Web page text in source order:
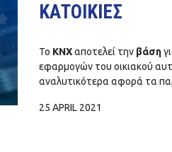
ΚΑΤΟΙΚΙΕΣ
25 APRIL 2021
Το KNXαποτελεί την βάση
εφαρμογών του οικιακού
αναλυτικότερα αφορά τα